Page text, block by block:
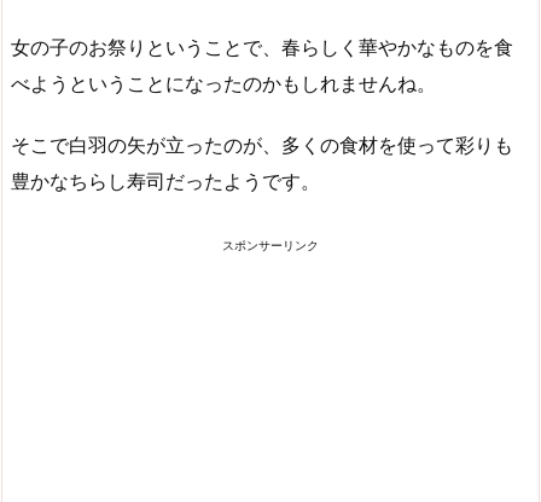
女の子のお祭りということで、春らしく華やかなものを食
べようということになったのかもしれませんね。
そこで白羽の矢が立ったのが、多くの食材を使って彩りも
豊かなちらし寿司だったようです。
スポンサーリンク